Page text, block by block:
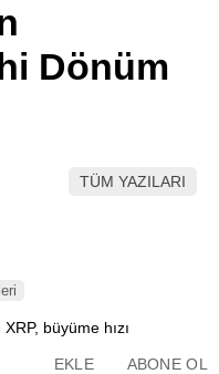
Dönüm
TÜM YAZILARI
EKLE ABONE OL